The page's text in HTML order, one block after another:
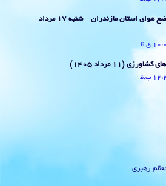
پیش بینی 7 روزه وضع هوای استان مازندران – شنبه 17 مرداد
(11 مرداد ۱۴۰۵)
معظم رهبری